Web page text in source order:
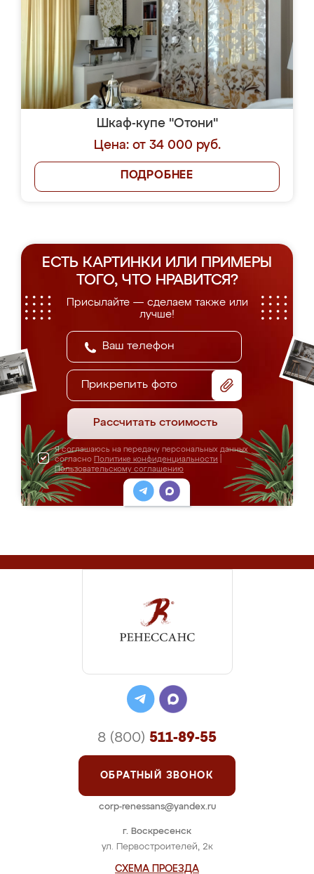
Шкаф-купе "Отони"
Цена: от 34 000 руб.
ПОДРОБНЕЕ
ЕСТЬ КАРТИНКИ ИЛИ ПРИМЕРЫ
ТОГО, ЧТО НРАВИТСЯ?
Присылайте — сделаем также или
лучше!
Прикрепить фото
Рассчитать стоимость
Я соглашаюсь на передачу персональных данных
согласно Политике конфиденциальности
Пользовательскому соглашению
г. Воскресенск
ул. Первостроителей, 2к
СХЕМА ПРОЕЗДА
8 (800) 511-89-55
ОБРАТНЫЙ ЗВОНОК
corp-renessans@yandex.ru